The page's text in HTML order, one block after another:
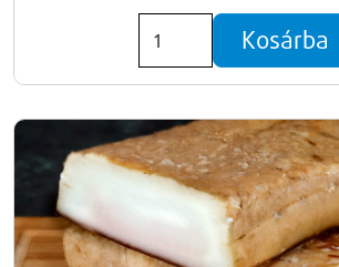
Kosárba